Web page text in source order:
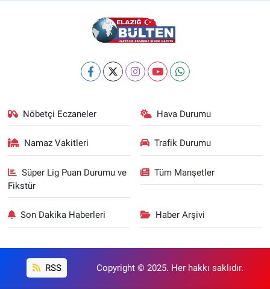
Nöbetçi Eczaneler Hava Durumu
Namaz Vakitleri Trafik Durumu
Süper Lig Puan Durumu ve
Fikstür
Tüm Manşetler
Son Dakika Haberleri Haber Arşivi
RSS Copyright © 2025. Her hakkı saklıdır.